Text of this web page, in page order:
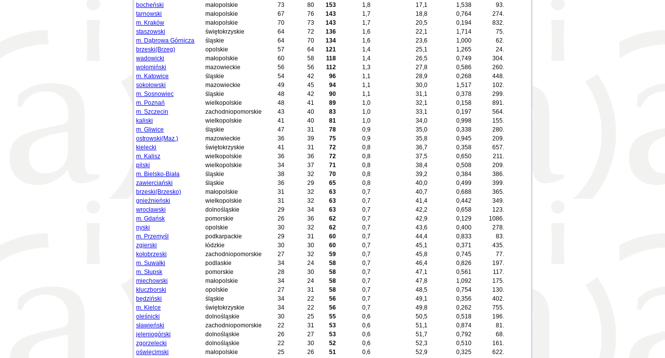
bocheński
małopolskie 73 80 153 1,8 17,1 1,538
93.
tarnowski
małopolskie 67 76 143 1,7 18,8 0,764
274.
m. Kraków
małopolskie 70 73 143 1,7 20,5 0,194
832.
staszowski
świętokrzyskie 64 72 136 1,6 22,1 1,714
75.
m. Dąbrowa Górnicza
śląskie 64 70 134 1,6 23,6 1,000
62.
brzeski(Brzeg)
opolskie 57 64 121 1,4 25,1 1,265
24.
wadowicki
małopolskie 60 58 118 1,4 26,5 0,749
304.
wołomiński
mazowieckie 56 56 112 1,3 27,8 0,586
260.
m. Katowice
śląskie 54 42 96 1,1 28,9 0,268
448.
sokołowski
mazowieckie 49 45 94 1,1 30,0 1,517
102.
m. Sosnowiec
śląskie 48 42 90 1,1 31,1 0,378
299.
m. Poznań
wielkopolskie 48 41 89 1,0 32,1 0,158
891.
m. Szczecin
zachodniopomorskie 43 40 83 1,0 33,1 0,197
564.
kaliski
wielkopolskie 41 40 81 1,0 34,0 0,998
155.
m. Gliwice
śląskie 47 31 78 0,9 35,0 0,338
280.
ostrowski(Maz.)
mazowieckie 36 39 75 0,9 35,8 0,945
209.
kielecki
świętokrzyskie 41 31 72 0,8 36,7 0,358
657.
m. Kalisz
wielkopolskie 36 36 72 0,8 37,5 0,650
211.
pilski
wielkopolskie 34 37 71 0,8 38,4 0,508
209.
m. Bielsko-Biała
śląskie 38 32 70 0,8 39,2 0,384
386.
zawierciański
śląskie 36 29 65 0,8 40,0 0,499
399.
brzeski(Brzesko)
małopolskie 31 32 63 0,7 40,7 0,688
365.
gnieźnieński
wielkopolskie 31 32 63 0,7 41,4 0,442
349.
wrocławski
dolnośląskie 29 34 63 0,7 42,2 0,658
123.
m. Gdańsk
pomorskie 26 36 62 0,7 42,9 0,129
1086.
nyski
opolskie 30 32 62 0,7 43,6 0,400
278.
m. Przemyśl
podkarpackie 29 31 60 0,7 44,4 0,833
83.
zgierski
łódzkie 30 30 60 0,7 45,1 0,371
435.
kołobrzeski
zachodniopomorskie 27 32 59 0,7 45,8 0,745
77.
m. Suwałki
podlaskie 34 24 58 0,7 46,4 0,826
197.
m. Słupsk
pomorskie 28 30 58 0,7 47,1 0,561
117.
miechowski
małopolskie 34 24 58 0,7 47,8 1,092
175.
kluczborski
opolskie 27 31 58 0,7 48,5 0,754
130.
będziński
śląskie 34 22 56 0,7 49,1 0,356
402.
m. Kielce
świętokrzyskie 34 22 56 0,7 49,8 0,262
755.
oleśnicki
dolnośląskie 30 25 55 0,6 50,5 0,518
196.
sławieński
zachodniopomorskie 22 31 53 0,6 51,1 0,874
81.
jeleniogórski
dolnośląskie 26 27 53 0,6 51,7 0,792
68.
zgorzelecki
dolnośląskie 22 30 52 0,6 52,3 0,510
161.
oświęcimski
małopolskie 25 26 51 0,6 52,9 0,325
622.